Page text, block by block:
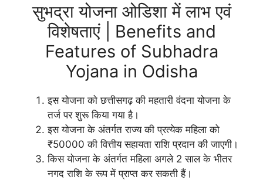
सुभद्रा योजना ओडिशा में लाभ एवं
विशेषताएं | Benefits and
Features of Subhadra
Yojana in Odisha
इस योजना को छत्तीसगढ़ की महतारी वंदना योजना के
तर्ज पर शुरू किया गया है।
इस योजना के अंतर्गत राज्य की प्रत्येक महिला को
₹50000 की वित्तीय सहायता राशि प्रदान की जाएगी।
किस योजना के अंतर्गत महिला अगले 2 साल के भीतर
नगद राशि के रूप में प्राप्त कर सकती हैं।